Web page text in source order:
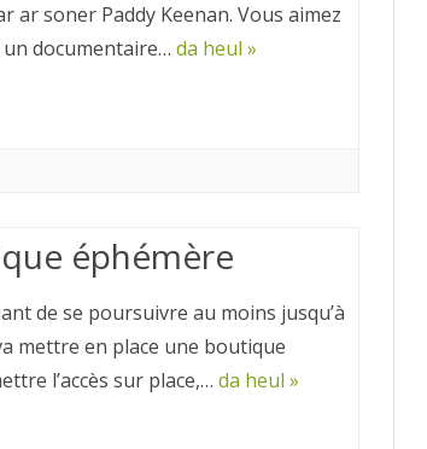
ar soner Paddy Keenan. Vous aimez
documentaire… da heul »
éphémère
de se poursuivre au moins jusqu’à
mettre en place une boutique
l’accès sur place,… da heul »